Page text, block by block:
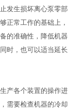
发生损坏离心泵零部
正常工作的基础上，
的准确性，降低机器
时，也可以适当延长
产各个装置的操作进
需要检查机器的冷却